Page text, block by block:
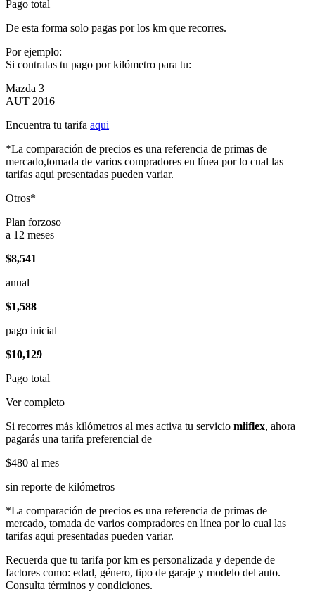
Pago total
De esta forma solo pagas por los km que recorres.
Por ejemplo:
Si contratas tu pago por kilómetro para tu:
Mazda 3
AUT 2016
Encuentra tu tarifa aqui
*La comparación de precios es una referencia de primas de
mercado,tomada de varios compradores en línea por lo cual las
tarifas aqui presentadas pueden variar.
Otros*
Plan forzoso
a 12 meses
$8,541
anual
$1,588
pago inicial
$10,129
Pago total
Ver completo
Si recorres más kilómetros al mes activa tu servicio miiflex, ahora
pagarás una tarifa preferencial de
$480 al mes
sin reporte de kilómetros
*La comparación de precios es una referencia de primas de
mercado, tomada de varios compradores en línea por lo cual las
tarifas aqui presentadas pueden variar.
Recuerda que tu tarifa por km es personalizada y depende de
factores como: edad, género, tipo de garaje y modelo del auto.
Consulta términos y condiciones.